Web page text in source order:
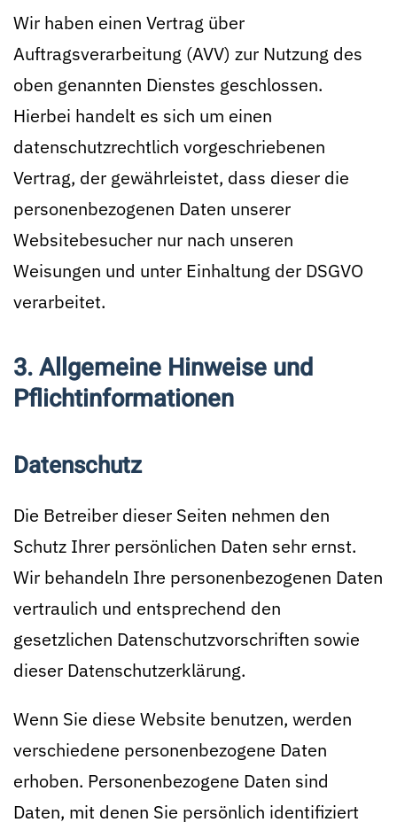
Wir haben einen Vertrag über
Auftragsverarbeitung (AVV) zur Nutzung des
oben genannten Dienstes geschlossen.
Hierbei handelt es sich um einen
datenschutzrechtlich vorgeschriebenen
Vertrag, der gewährleistet, dass dieser die
personenbezogenen Daten unserer
Websitebesucher nur nach unseren
Weisungen und unter Einhaltung der DSGVO
verarbeitet.
3. Allgemeine Hinweise und
Pflicht­informationen
Datenschutz
Die Betreiber dieser Seiten nehmen den
Schutz Ihrer persönlichen Daten sehr ernst.
Wir behandeln Ihre personenbezogenen Daten
vertraulich und entsprechend den
gesetzlichen Datenschutzvorschriften sowie
dieser Datenschutzerklärung.
Wenn Sie diese Website benutzen, werden
verschiedene personenbezogene Daten
erhoben. Personenbezogene Daten sind
Daten, mit denen Sie persönlich identifiziert